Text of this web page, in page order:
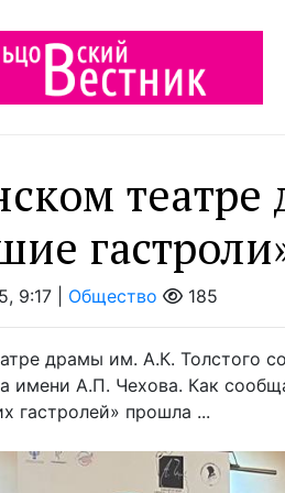
театре
9:17 | Общество 185
драмы им. А.К. Толстого
имени А.П. Чехова. Как
гастролей» прошла ...